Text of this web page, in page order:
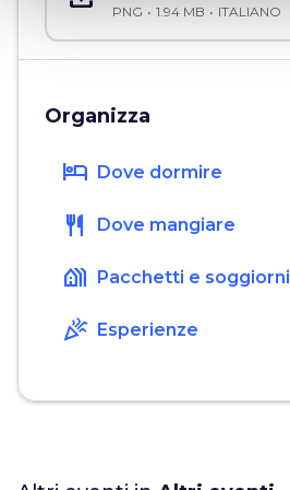
PNG 1.94 MB ITALIANO
Organizza
hotel Dove dormire
restaurant Dove mangiare
holiday_village Pacchetti e soggiorni
celebration Esperienze